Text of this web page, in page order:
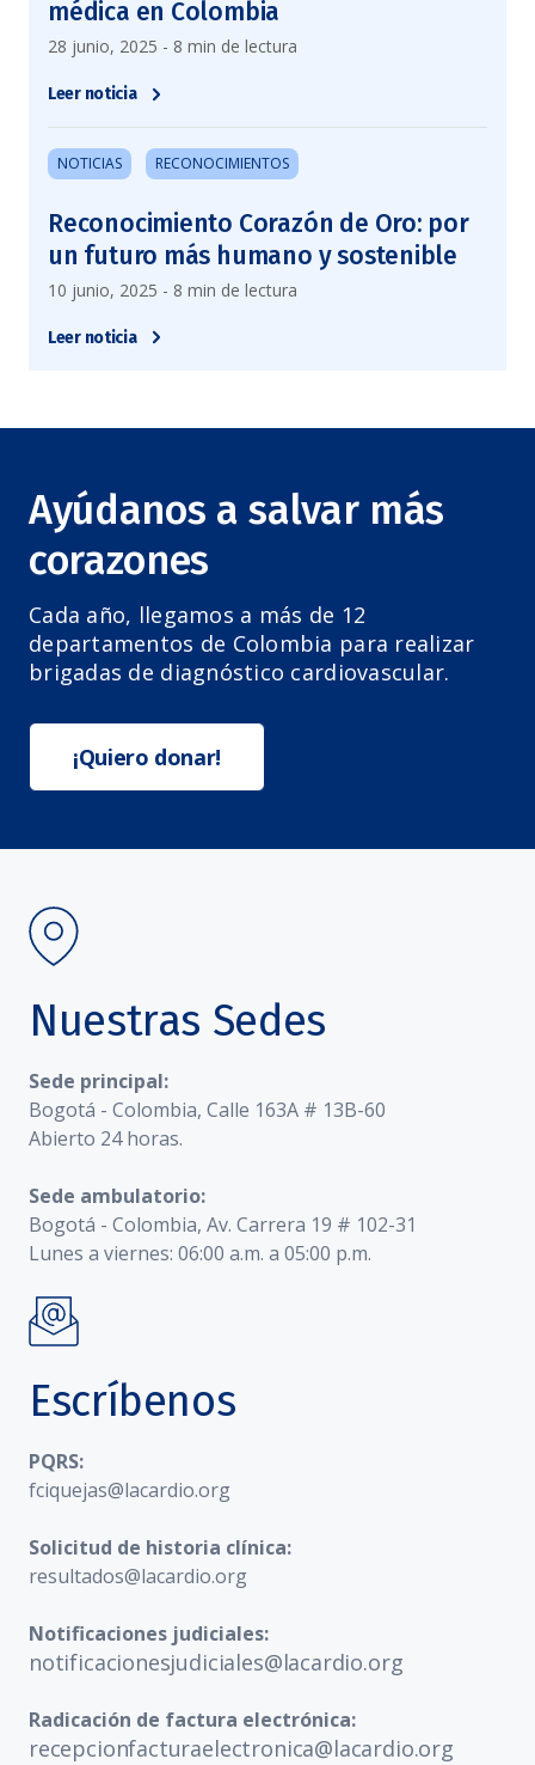
médica en Colombia
28 junio, 2025 - 8 min de lectura
Leer noticia
NOTICIAS RECONOCIMIENTOS
Reconocimiento Corazón de Oro: por
un futuro más humano y sostenible
10 junio, 2025 - 8 min de lectura
Leer noticia
Ayúdanos a salvar más
corazones
Cada año, llegamos a más de 12
departamentos de Colombia para realizar
brigadas de diagnóstico cardiovascular.
¡Quiero donar!
Nuestras Sedes
Sede principal:
Bogotá - Colombia, Calle 163A # 13B-60
Abierto 24 horas.
Sede ambulatorio:
Bogotá - Colombia, Av. Carrera 19 # 102-31
Lunes a viernes: 06:00 a.m. a 05:00 p.m.
Escríbenos
PQRS:
fciquejas@lacardio.org
Solicitud de historia clínica:
resultados@lacardio.org
Notificaciones judiciales:
notificacionesjudiciales@lacardio.org
Radicación de factura electrónica:
recepcionfacturaelectronica@lacardio.org